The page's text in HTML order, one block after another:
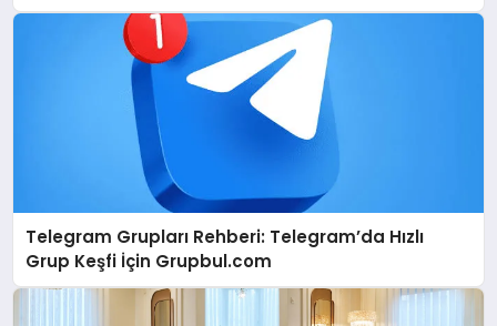
Telegram Grupları Rehberi: Telegram’da Hızlı
Grup Keşfi İçin Grupbul.com